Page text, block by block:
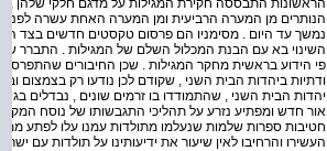
הנותרים מן המערה הרביעית ומן המערה האחת עשרה
נמשך עד היום . מסימניו הם פרסום טקסטים חדשים בצד
השינוי בא עם הבנת המכלול השלם של המגילות . התברר
פי הידוע בראשית מחקר המגילות . שכן החיבורים
ודתיות ביהדות הבית השני , שקודם לכן נודעו רק בצמצום
יהדות הבית השני , שהתמודדו בו זרמים שונים , נבדלים
אור חדש ומפתיע נזרע על תהליכי התגבשותו של נוסח
חטיבות ספרות שלמות שנעלמו מתולדות עמנו עלו לפתע
העשירו והרחיבו לאין שיעור את ידיעותינו על תולדות עם